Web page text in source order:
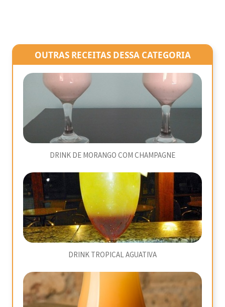
OUTRAS RECEITAS DESSA CATEGORIA
DRINK DE MORANGO COM CHAMPAGNE
DRINK TROPICAL AGUATIVA